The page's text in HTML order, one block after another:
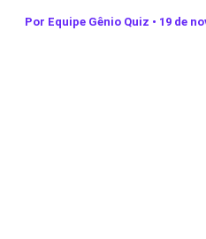
Por Equipe Gênio Quiz • 19 de